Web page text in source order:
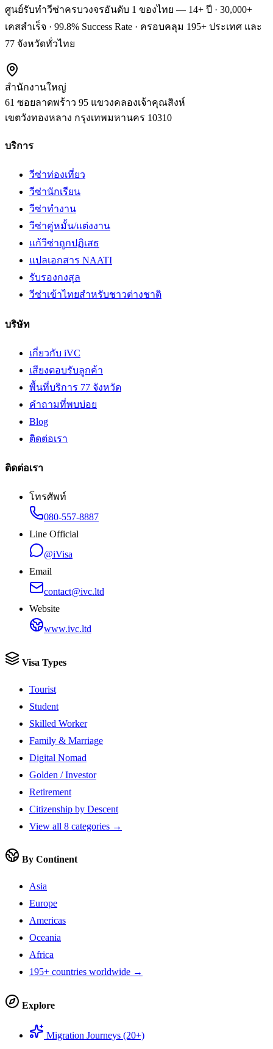
ศูนย์รับทำวีซ่าครบวงจรอันดับ 1 ของไทย — 14+ ปี · 30,000+
เคสสำเร็จ · 99.8% Success Rate · ครอบคลุม 195+ ประเทศ และ
77 จังหวัดทั่วไทย
สำนักงานใหญ่
61 ซอยลาดพร้าว 95 แขวงคลองเจ้าคุณสิงห์
เขตวังทองหลาง กรุงเทพมหานคร 10310
บริการ
วีซ่าท่องเที่ยว
วีซ่านักเรียน
วีซ่าทำงาน
วีซ่าคู่หมั้น/แต่งงาน
แก้วีซ่าถูกปฏิเสธ
แปลเอกสาร NAATI
รับรองกงสุล
วีซ่าเข้าไทยสำหรับชาวต่างชาติ
บริษัท
เกี่ยวกับ iVC
เสียงตอบรับลูกค้า
พื้นที่บริการ 77 จังหวัด
คำถามที่พบบ่อย
Blog
ติดต่อเรา
ติดต่อเรา
โทรศัพท์
080-557-8887
Line Official
@iVisa
Email
contact@ivc.ltd
Website
www.ivc.ltd
Visa Types
Tourist
Student
Skilled Worker
Family & Marriage
Digital Nomad
Golden / Investor
Retirement
Citizenship by Descent
View all 8 categories →
By Continent
Asia
Europe
Americas
Oceania
Africa
195+ countries worldwide →
Explore
Migration Journeys (20+)